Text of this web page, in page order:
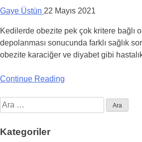
Gaye Üstün 22 Mayıs 2021
Kedilerde obezite pek çok kritere bağlı
depolanması sonucunda farklı sağlık
obezite karaciğer ve diyabet gibi
Continue Reading
Arama:
Kategoriler